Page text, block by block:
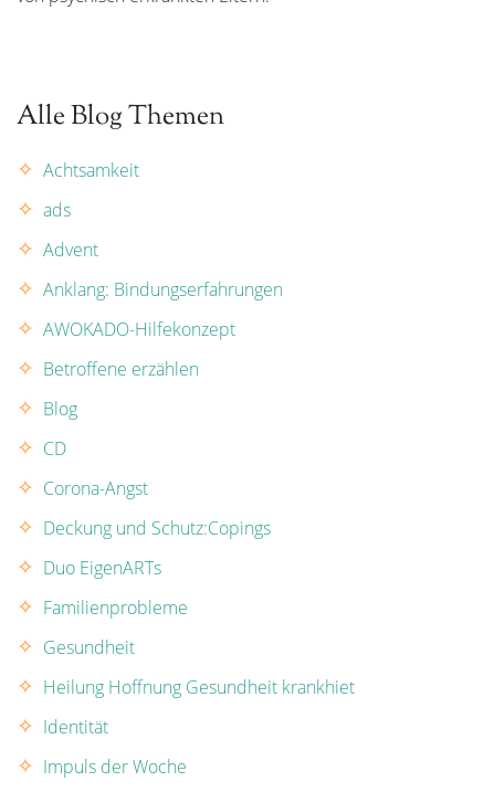
Alle Blog Themen
Achtsamkeit
ads
Advent
Anklang: Bindungserfahrungen
AWOKADO-Hilfekonzept
Betroffene erzählen
Blog
CD
Corona-Angst
Deckung und Schutz:Copings
Duo EigenARTs
Familienprobleme
Gesundheit
Heilung Hoffnung Gesundheit krankhiet
Identität
Impuls der Woche